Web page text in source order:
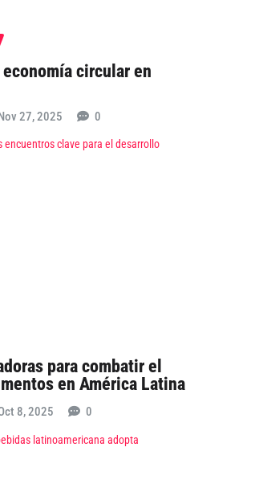
economía circular en
27, 2025 0
clave para el desarrollo
para combatir el
en América Latina
8, 2025 0
latinoamericana adopta